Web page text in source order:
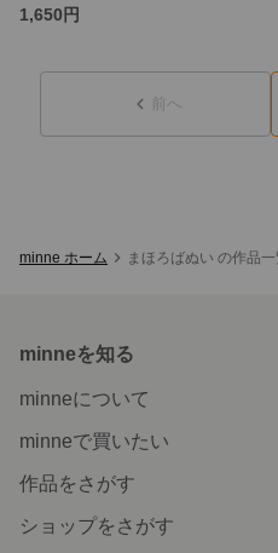
1,650円
前へ
minne ホーム まほろばぬい の作品一
minneを知る
minneについて
minneで買いたい
作品をさがす
ショップをさがす